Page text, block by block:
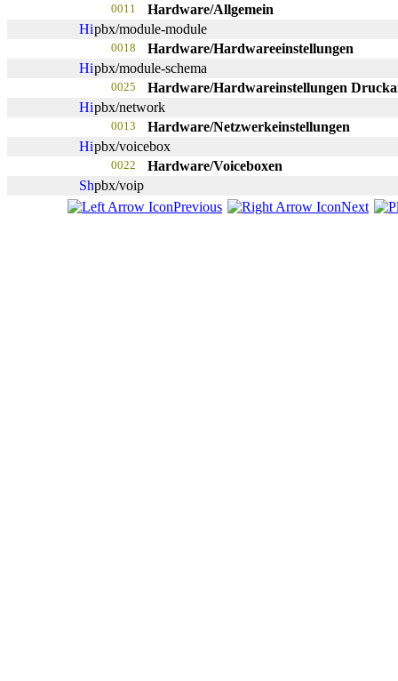
0011
Hardware/Allgemein
pbx/module-module
0018
Hardware/Hardwareeinstellungen
pbx/module-schema
0025
Hardware/Hardwareinstellungen
pbx/network
0013
Hardware/Netzwerkeinstellungen
pbx/voicebox
0022
Hardware/Voiceboxen
pbx/voip
Previous
Next